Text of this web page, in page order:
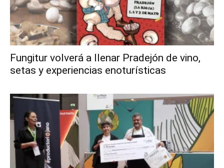
Fungitur volverá a llenar Pradejón de vino,
setas y experiencias enoturísticas